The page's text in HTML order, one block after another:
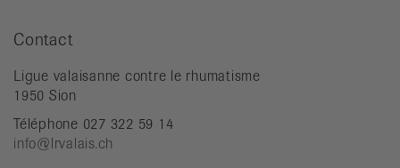
Contact
Ligue valaisanne contre le rhumatisme
1950 Sion
Téléphone 027 322 59 14
info@lrvalais.ch